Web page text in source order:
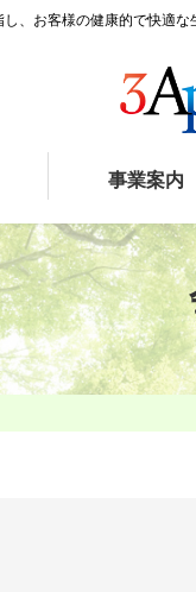
、お客様の健康的で快適な
事業案内